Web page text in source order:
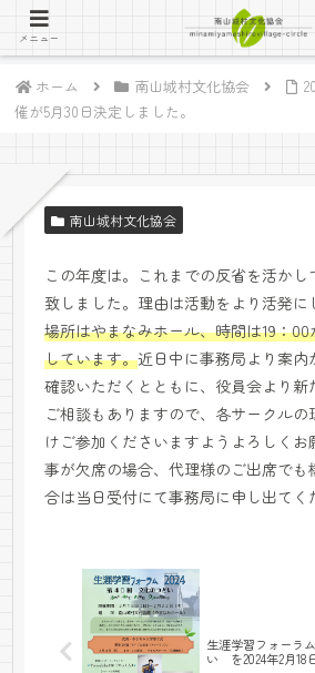
ホーム 南山城村文化協会
催が5月30日決定しました。
南山城村文化協会
この年度は。これまでの反省を活かし
致しました。理由は活動をより活発に
場所はやまなみホール、時間は19：
しています。近日中に事務局より案
確認いただくとともに、役員会より新
ご相談もありますので、各サークル
けご参加くださいますようよろしく
事が欠席の場合、代理様のご出席で
合は当日受付にて事務局に申し出てく
生涯学習フォーラ
い を2024年2月18
メニュー